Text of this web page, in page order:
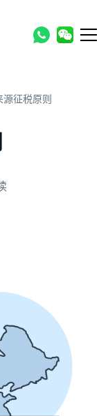
征税原则